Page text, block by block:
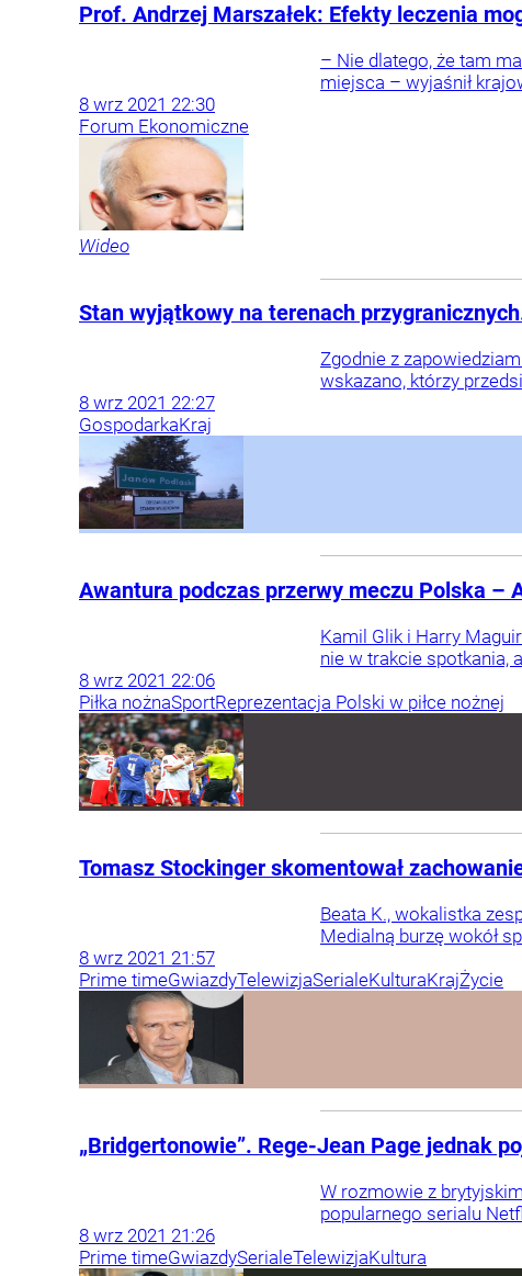
Prof. Andrzej Marszałek: Efekty leczenia
– Nie dlatego, że tam
miejsca – wyjaśnił
8 wrz 2021 22:30
Forum Ekonomiczne
Wideo
Stan wyjątkowy na terenach
Zgodnie z
wskazano, którzy
8 wrz 2021 22:27
GospodarkaKraj
Awantura podczas przerwy meczu Polska –
Kamil Glik i Harry
nie w trakcie spotkania,
8 wrz 2021 22:06
Piłka nożnaSportReprezentacja Polski w piłce nożnej
Tomasz Stockinger skomentował
Beata K., wokalistka
Medialną burzę wokół
8 wrz 2021 21:57
Prime timeGwiazdyTelewizjaSerialeKulturaKrajŻycie
„Bridgertonowie”. Rege-Jean Page jednak
W rozmowie z
popularnego serialu
8 wrz 2021 21:26
Prime timeGwiazdySerialeTelewizjaKultura